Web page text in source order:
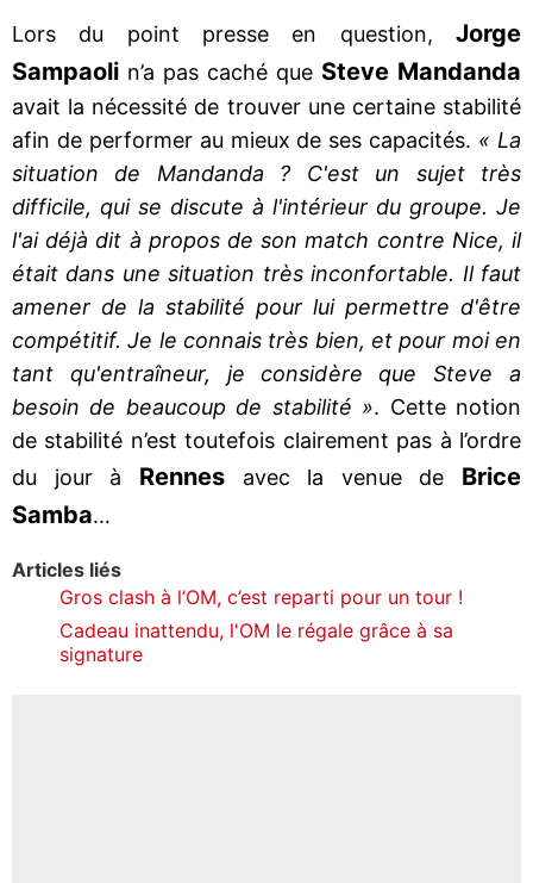
Lors du point presse en question, Jorge
Sampaoli n’a pas caché que Steve Mandanda
avait la nécessité de trouver une certaine stabilité
afin de performer au mieux de ses capacités. « La
situation de Mandanda ? C'est un sujet très
difficile, qui se discute à l'intérieur du groupe. Je
l'ai déjà dit à propos de son match contre Nice, il
était dans une situation très inconfortable. Il faut
amener de la stabilité pour lui permettre d'être
compétitif. Je le connais très bien, et pour moi en
tant qu'entraîneur, je considère que Steve a
besoin de beaucoup de stabilité ». Cette notion
de stabilité n’est toutefois clairement pas à l’ordre
du jour à Rennes avec la venue de Brice
Samba…
Articles liés
Gros clash à l’OM, c’est reparti pour un tour !
Cadeau inattendu, l'OM le régale grâce à sa
signature